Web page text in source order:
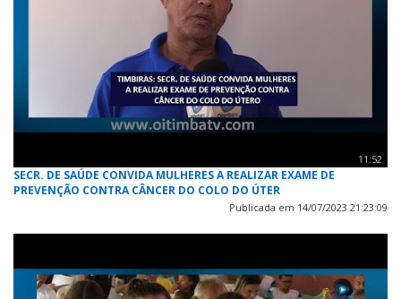
11:52
SECR. DE SAÚDE CONVIDA MULHERES A REALIZAR EXAME DE
PREVENÇÃO CONTRA CÂNCER DO COLO DO ÚTER
Publicada em 14/07/2023 21:23:09